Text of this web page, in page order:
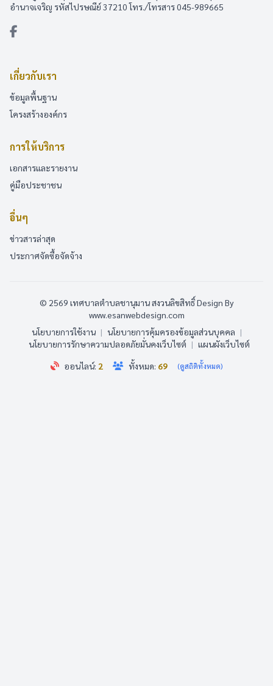
อำนาจเจริญ รหัสไปรษณีย์ 37210 โทร./โทรสาร 045-989665
เกี่ยวกับเรา
ข้อมูลพื้นฐาน
โครงสร้างองค์กร
การให้บริการ
เอกสารและรายงาน
คู่มือประชาชน
อื่นๆ
ข่าวสารล่าสุด
ประกาศจัดซื้อจัดจ้าง
© 2569 เทศบาลตำบลชานุมาน สงวนลิขสิทธิ์Design By
www.esanwebdesign.com
นโยบายการใช้งาน | นโยบายการคุ้มครองข้อมูลส่วนบุคคล |
นโยบายการรักษาความปลอดภัยมั่นคงเว็บไซต์ | แผนผังเว็บไซต์
ออนไลน์: 2 ทั้งหมด: 69 (ดูสถิติทั้งหมด)